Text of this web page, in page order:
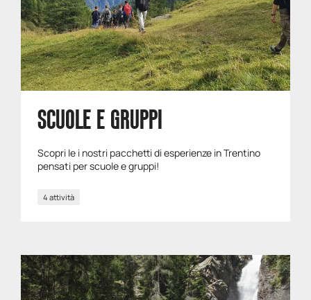
SCUOLE E GRUPPI
Scopri le i nostri pacchetti di esperienze in Trentino
pensati per scuole e gruppi!
4 attività